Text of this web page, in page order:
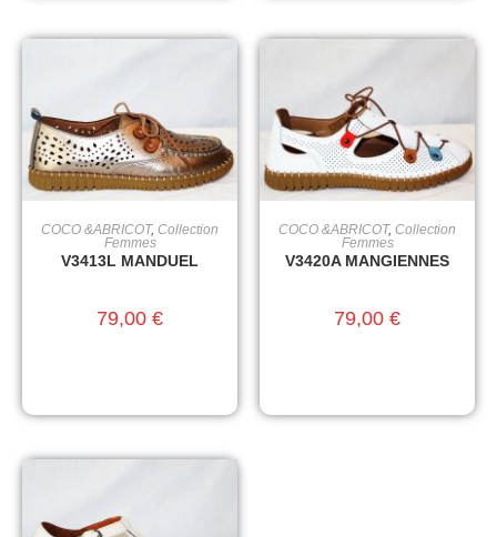
CHOIX DES OPTIONS
COCO &ABRICOT, Collection
Femmes
V3413L MANDUEL
79,00 €
CHOIX DES OPTIONS
COCO &ABRICOT, Collection
Femmes
V3420A MANGIENNES
79,00 €